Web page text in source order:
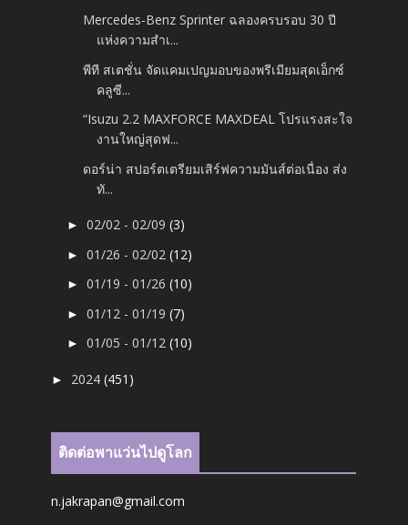
Mercedes-Benz Sprinter ฉลองครบรอบ 30 ปี
แห่งความสำเ...
พีที สเตชั่น จัดแคมเปญมอบของพรีเมียมสุดเอ็กซ์
คลูซี...
“Isuzu 2.2 MAXFORCE MAXDEAL โปรแรงสะใจ
งานใหญ่สุดฟ...
ดอร์น่า สปอร์ตเตรียมเสิร์ฟความมันส์ต่อเนื่อง ส่ง
ทั...
►02/02 - 02/09(3)
►01/26 - 02/02(12)
►01/19 - 01/26(10)
►01/12 - 01/19(7)
►01/05 - 01/12(10)
► 2024(451)
ติดต่อพาแว่นไปดูโลก
n.jakrapan@gmail.com